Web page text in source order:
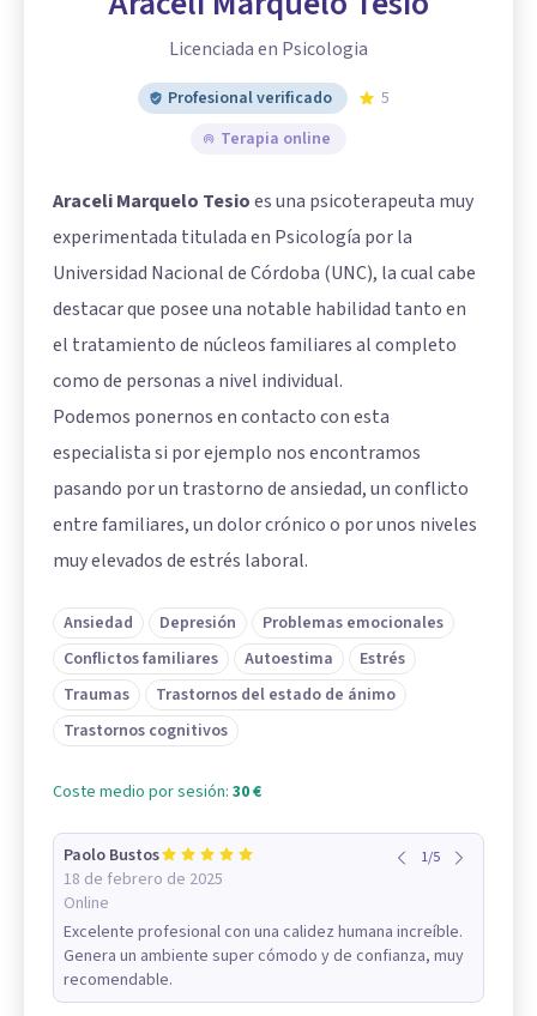
Licenciada en Psicologia
Profesional verificado
5
Terapia online
Araceli Marquelo Tesioes una psicoterapeuta muy
experimentada titulada en Psicología por la
Universidad Nacional de Córdoba (UNC), la cual cabe
destacar que posee una notable habilidad tanto en
el tratamiento de núcleos familiares al completo
como de personas a nivel individual.
Podemos ponernos en contacto con esta
especialista si por ejemplo nos encontramos
pasando por un trastorno de ansiedad, un conflicto
entre familiares, un dolor crónico o por unos niveles
muy elevados de estrés laboral.
Ansiedad Depresión
Problemas emocionales
Conflictos familiares
Autoestima
Estrés
Traumas
Trastornos del estado de ánimo
Trastornos cognitivos
Coste medio por sesión: 30 €
Paolo Bustos
18 de febrero de 2025
Online
1/5
Excelente profesional con una calidez humana increíble.
Genera un ambiente super cómodo y de confianza, muy
recomendable.